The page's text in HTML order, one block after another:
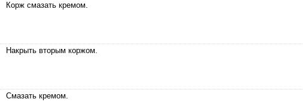
Корж смазать кремом.
Накрыть вторым коржом.
Смазать кремом.